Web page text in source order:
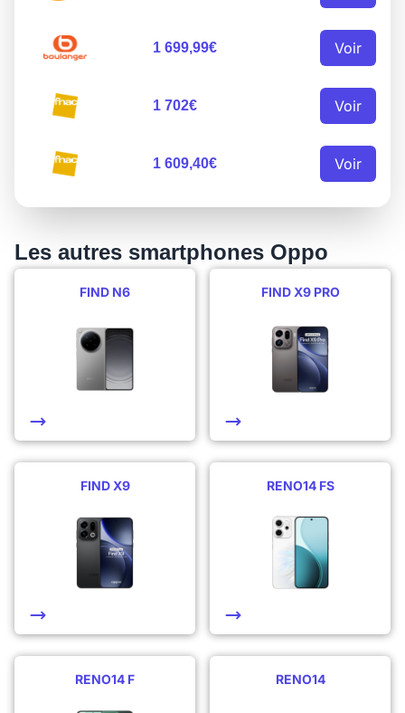
1 699,99€ Voir
1 702€ Voir
1 609,40€ Voir
Les autres smartphones Oppo
FIND N6 FIND X9 PRO
FIND X9 RENO14 FS
RENO14 F RENO14